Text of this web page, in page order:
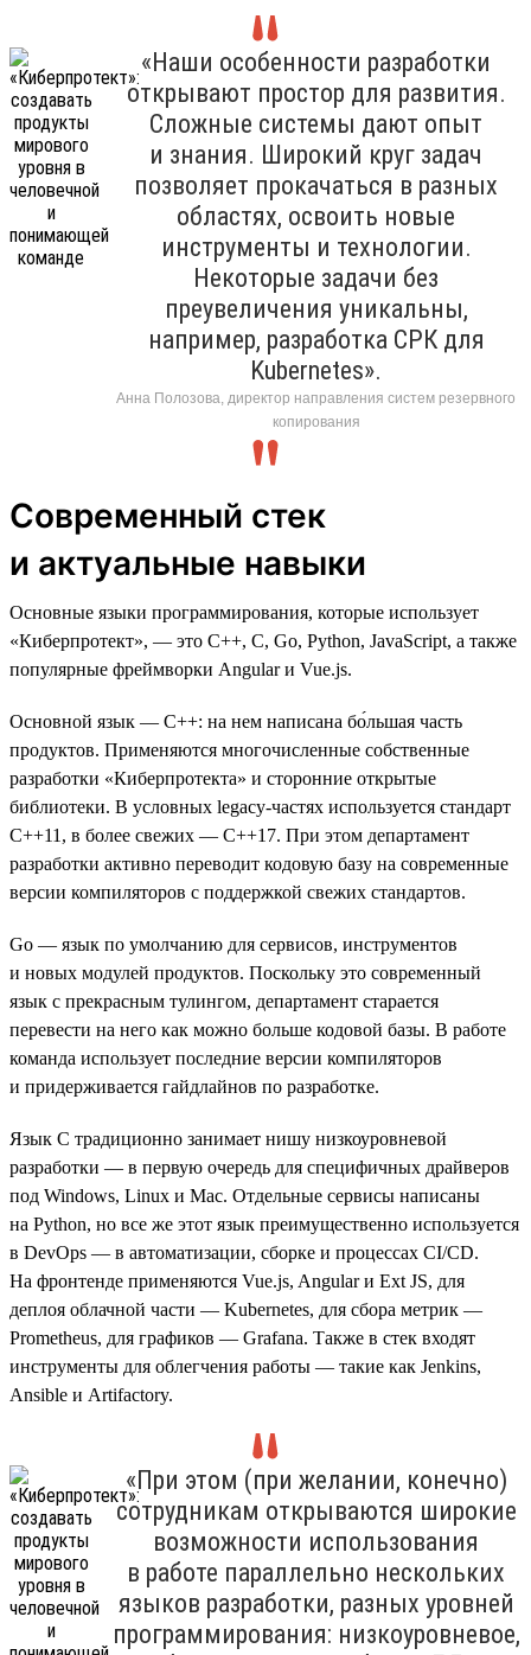
«Наши особенности разработки
открывают простор для развития.
Сложные системы дают опыт
и знания. Широкий круг задач
позволяет прокачаться в разных
областях, освоить новые
инструменты и технологии.
Некоторые задачи без
преувеличения уникальны,
например, разработка СРК для
Kubernetes».
Анна Полозова, директор направления систем резервного
копирования
Современный стек
и актуальные навыки
Основные языки программирования, которые использует
«Киберпротект», — это C++, C, Go, Python, JavaScript, а также
популярные фреймворки Angular и Vue.js.
Основной язык — C++: на нем написана бо́льшая часть
продуктов. Применяются многочисленные собственные
разработки «Киберпротекта» и сторонние открытые
библиотеки. В условных legacy-частях используется стандарт
C++11, в более свежих — С++17. При этом департамент
разработки активно переводит кодовую базу на современные
версии компиляторов с поддержкой свежих стандартов.
Go — язык по умолчанию для сервисов, инструментов
и новых модулей продуктов. Поскольку это современный
язык с прекрасным тулингом, департамент старается
перевести на него как можно больше кодовой базы. В работе
команда использует последние версии компиляторов
и придерживается гайдлайнов по разработке.
Язык C традиционно занимает нишу низкоуровневой
разработки — в первую очередь для специфичных драйверов
под Windows, Linux и Mac. Отдельные сервисы написаны
на Python, но все же этот язык преимущественно используется
в DevOps — в автоматизации, сборке и процессах CI/CD.
На фронтенде применяются Vue.js, Angular и Ext JS, для
деплоя облачной части — Kubernetes, для сбора метрик —
Prometheus, для графиков — Grafana. Также в стек входят
инструменты для облегчения работы — такие как Jenkins,
Ansible и Artifactory.
«При этом (при желании, конечно)
сотрудникам открываются широкие
возможности использования
в работе параллельно нескольких
языков разработки, разных уровней
программирования: низкоуровневое,